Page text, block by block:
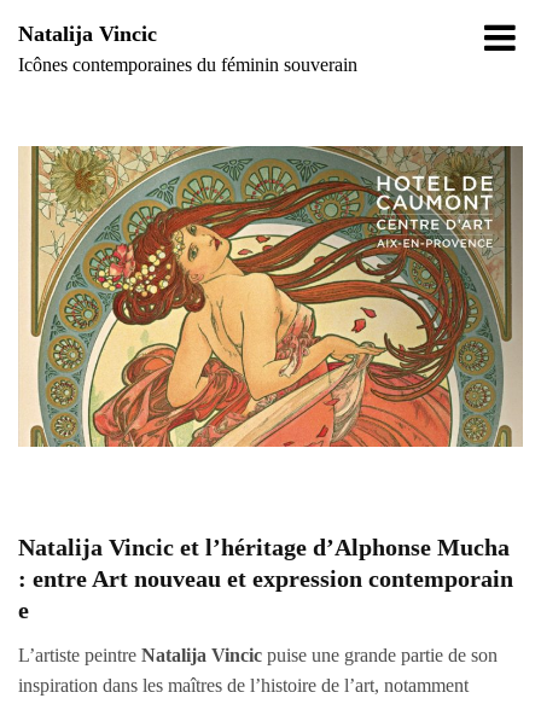
content
Natalija Vincic
Icônes contemporaines du féminin souverain
Natalija Vincic et l’héritage d’Alphonse Mucha
: entre Art nouveau et expression contemporain
e
L’artiste peintre Natalija Vincic puise une grande partie de son
inspiration dans les maîtres de l’histoire de l’art, notamment